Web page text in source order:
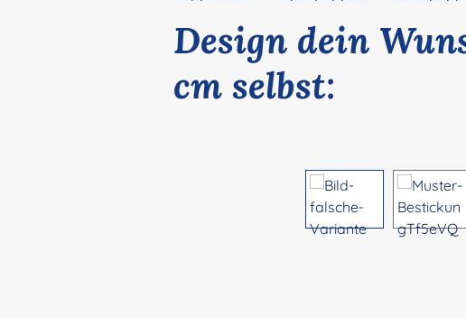
Design dein
cm selbst: